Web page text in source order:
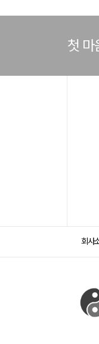
첫 마
회사